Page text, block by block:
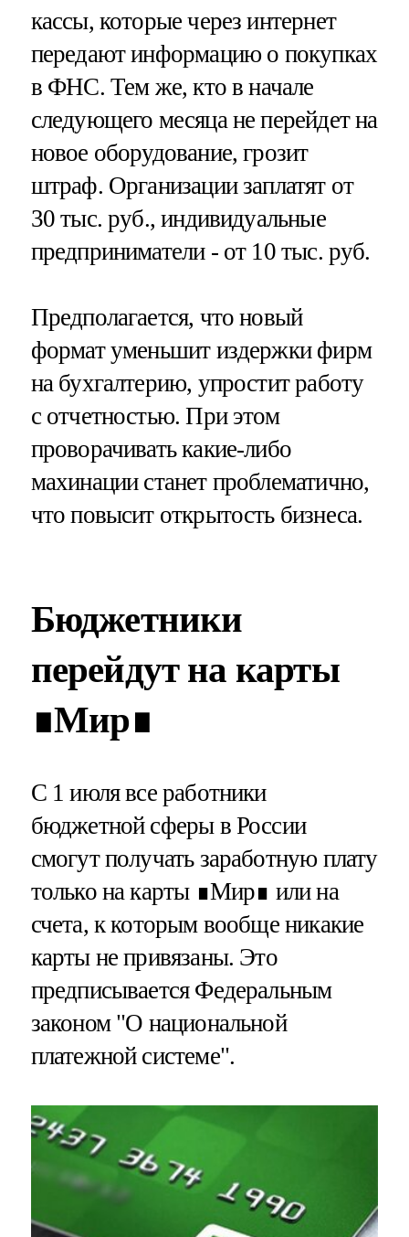
кассы, которые через интернет
передают информацию о покупках
в ФНС. Тем же, кто в начале
следующего месяца не перейдет на
новое оборудование, грозит
штраф. Организации заплатят от
30 тыс. руб., индивидуальные
предприниматели - от 10 тыс. руб.
Предполагается, что новый
формат уменьшит издержки фирм
на бухгалтерию, упростит работу
с отчетностью. При этом
проворачивать какие-либо
махинации станет проблематично,
что повысит открытость бизнеса.
Бюджетники
перейдут на карты
∎Мир∎
С 1 июля все работники
бюджетной сферы в России
смогут получать заработную плату
только на карты ∎Мир∎ или на
счета, к которым вообще никакие
карты не привязаны. Это
предписывается Федеральным
законом "О национальной
платежной системе".